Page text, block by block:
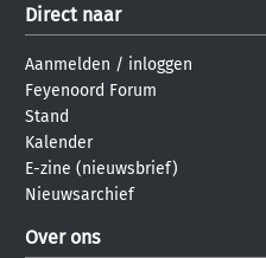
Direct naar
Aanmelden / inloggen
Feyenoord Forum
Stand
Kalender
E-zine (nieuwsbrief)
Nieuwsarchief
Over ons